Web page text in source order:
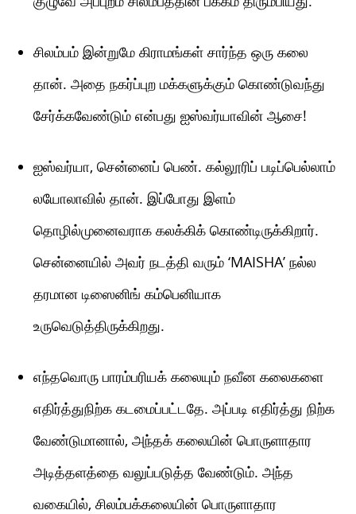
சிலம்பம் இன்றுமே கிராமங்கள் சார்ந்த ஒரு கலை
தான். அதை நகர்ப்புற மக்களுக்கும் கொண்டுவந்து
சேர்க்கவேண்டும் என்பது ஐஸ்வர்யாவின் ஆசை!
ஐஸ்வர்யா, சென்னைப் பெண். கல்லூரிப் படிப்பெல்லாம்
லயோலாவில் தான். இப்போது இளம்
தொழில்முனைவராக கலக்கிக் கொண்டிருக்கிறார்.
சென்னையில் அவர் நடத்தி வரும் ‘MAISHA’ நல்ல
தரமான டிஸைனிங் கம்பெனியாக
உருவெடுத்திருக்கிறது.
எந்தவொரு பாரம்பரியக் கலையும் நவீன கலைகளை
எதிர்த்துநிற்க கடமைப்பட்டதே. அப்படி எதிர்த்து நிற்க
வேண்டுமானால், அந்தக் கலையின் பொருளாதார
அடித்தளத்தை வலுப்படுத்த வேண்டும். அந்த
வகையில், சிலம்பக்கலையின் பொருளாதார